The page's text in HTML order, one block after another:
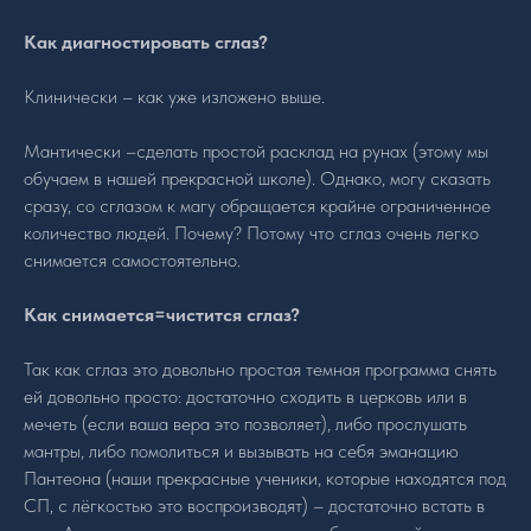
Как диагностировать сглаз?
Клинически – как уже изложено выше.
Мантически –сделать простой расклад на рунах (этому мы
обучаем в нашей прекрасной школе). Однако, могу сказать
сразу, со сглазом к магу обращается крайне ограниченное
количество людей. Почему? Потому что сглаз очень легко
снимается самостоятельно.
Как снимается=чистится сглаз?
Так как сглаз это довольно простая темная программа снять
ей довольно просто: достаточно сходить в церковь или в
мечеть (если ваша вера это позволяет), либо прослушать
мантры, либо помолиться и вызывать на себя эманацию
Пантеона (наши прекрасные ученики, которые находятся под
СП, с лёгкостью это воспроизводят) – достаточно встать в